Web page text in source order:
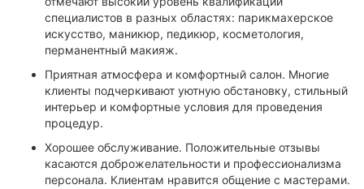
специалистов в разных областях: парикмахерское
искусство, маникюр, педикюр, косметология,
перманентный макияж.
Приятная атмосфера и комфортный салон. Многие
клиенты подчеркивают уютную обстановку, стильный
интерьер и комфортные условия для проведения
процедур.
Хорошее обслуживание. Положительные отзывы
касаются доброжелательности и профессионализма
персонала. Клиентам нравится общение с мастерами.